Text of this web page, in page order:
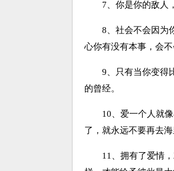
7、你是你的敌人，
8、社会不会因为你
心你有没有本事，会
9、只有当你变得比
的曾经。
10、爱一个人就像
了，就永远不要再去海
11、拥有了爱情，